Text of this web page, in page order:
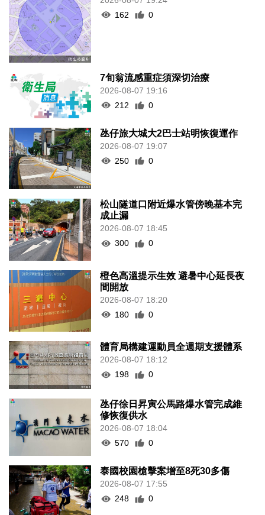
162
0
7旬翁流感重症須深切治療
2026-08-07 19:16
212
0
氹仔旅大城大2巴士站明恢復運作
2026-08-07 19:07
250
0
松山隧道口附近爆水管傍晚基本完
成止漏
2026-08-07 18:45
300
0
橙色高溫提示生效 避暑中心延長夜
間開放
2026-08-07 18:20
180
0
體育局構建運動員全週期支援體系
2026-08-07 18:12
198
0
氹仔徐日昇寅公馬路爆水管完成維
修恢復供水
2026-08-07 18:04
570
0
泰國校園槍擊案增至8死30多傷
2026-08-07 17:55
248
0